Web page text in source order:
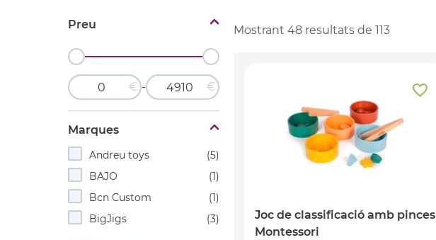
Preu
€ €
Marques
Andreu toys
(5)
BAJO
(1)
Bcn Custom
(1)
BigJigs
(3)
Mostrant48 resultats de113
Joc de classificació amb pinces
Montessori